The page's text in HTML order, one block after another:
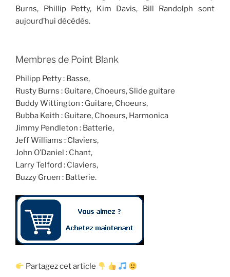
Burns, Phillip Petty, Kim Davis, Bill Randolph sont
aujourd’hui décédés.
Membres de Point Blank
Philipp Petty : Basse,
Rusty Burns : Guitare, Choeurs, Slide guitare
Buddy Wittington : Guitare, Choeurs,
Bubba Keith : Guitare, Choeurs, Harmonica
Jimmy Pendleton : Batterie,
Jeff Williams : Claviers,
John O’Daniel : Chant,
Larry Telford : Claviers,
Buzzy Gruen : Batterie.
Partagez cet article